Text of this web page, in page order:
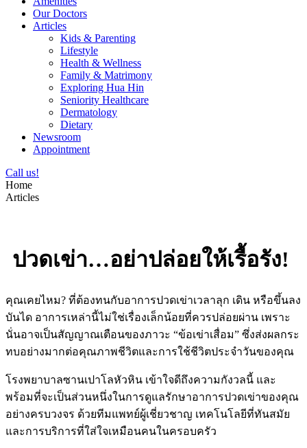
Our Doctors
Articles
Kids & Parenting
Lifestyle
Health & Wellness
Family & Matrimony
Exploring Hua Hin
Seniority Healthcare
Dermatology
Dietary
Newsroom
Appointment
Call us!
Home
Articles
ปวดเข่า…อย่าปล่อยให้เรื้อรัง!
คุณเคยไหม? ที่ต้องทนกับอาการปวดเข่าเวลาลุก เดิน หรือขึ้นลง
บันได อาการเหล่านี้ไม่ใช่เรื่องเล็กน้อยที่ควรปล่อยผ่าน เพราะ
นั่นอาจเป็นสัญญาณเตือนของภาวะ “ข้อเข่าเสื่อม” ซึ่งส่งผลกระ
ทบอย่างมากต่อคุณภาพชีวิตและการใช้ชีวิตประจำวันของคุณ
โรงพยาบาลซานเปาโลหัวหิน เข้าใจดีถึงความกังวลนี้ และ
พร้อมที่จะเป็นส่วนหนึ่งในการดูแลรักษาอาการปวดเข่าของคุณ
อย่างครบวงจร ด้วยทีมแพทย์ผู้เชี่ยวชาญ เทคโนโลยีที่ทันสมัย
และการบริการที่ใส่ใจเหมือนคนในครอบครัว